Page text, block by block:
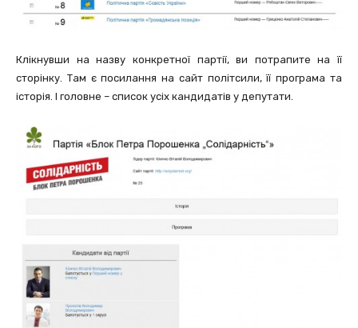
Клікнувши на назву конкретної партії, ви потрапите на її
сторінку. Там є посилання на сайт політсили, її програма та
історія. І головне – список усіх кандидатів у депутати.